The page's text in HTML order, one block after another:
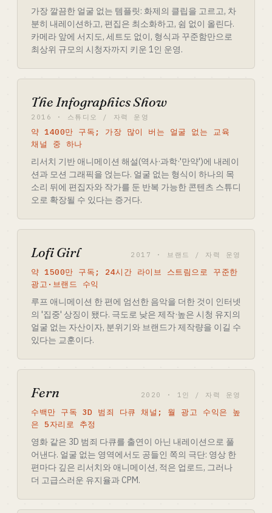
가장 깔끔한 얼굴 없는 템플릿: 화제의 클립을 고르고, 차
분히 내레이션하고, 편집은 최소화하고, 쉼 없이 올린다.
카메라 앞에 서지도, 세트도 없이, 형식과 꾸준함만으로
최상위 규모의 시청자까지 키운 1인 운영.
The Infographics Show
2016 · 스튜디오 / 자력 운영
약 1400만 구독; 가장 많이 버는 얼굴 없는 교육
채널 중 하나
리서치 기반 애니메이션 해설(역사·과학·'만약')에 내레이
션과 모션 그래픽을 얹는다. 얼굴 없는 형식이 하나의 목
소리 뒤에 편집자와 작가를 둔 반복 가능한 콘텐츠 스튜디
오로 확장될 수 있다는 증거다.
Lofi Girl 2017 · 브랜드 / 자력 운영
약 1500만 구독; 24시간 라이브 스트림으로 꾸준한
광고·브랜드 수익
루프 애니메이션 한 편에 엄선한 음악을 더한 것이 인터넷
의 '집중' 상징이 됐다. 극도로 낮은 제작·높은 시청 유지의
얼굴 없는 자산이자, 분위기와 브랜드가 제작량을 이길 수
있다는 교훈이다.
Fern 2020 · 1인 / 자력 운영
수백만 구독 3D 범죄 다큐 채널; 월 광고 수익은 높
은 5자리로 추정
영화 같은 3D 범죄 다큐를 출연이 아닌 내레이션으로 풀
어낸다. 얼굴 없는 영역에서도 공들인 쪽의 극단: 영상 한
편마다 깊은 리서치와 애니메이션, 적은 업로드, 그러나
더 고급스러운 유지율과 CPM.